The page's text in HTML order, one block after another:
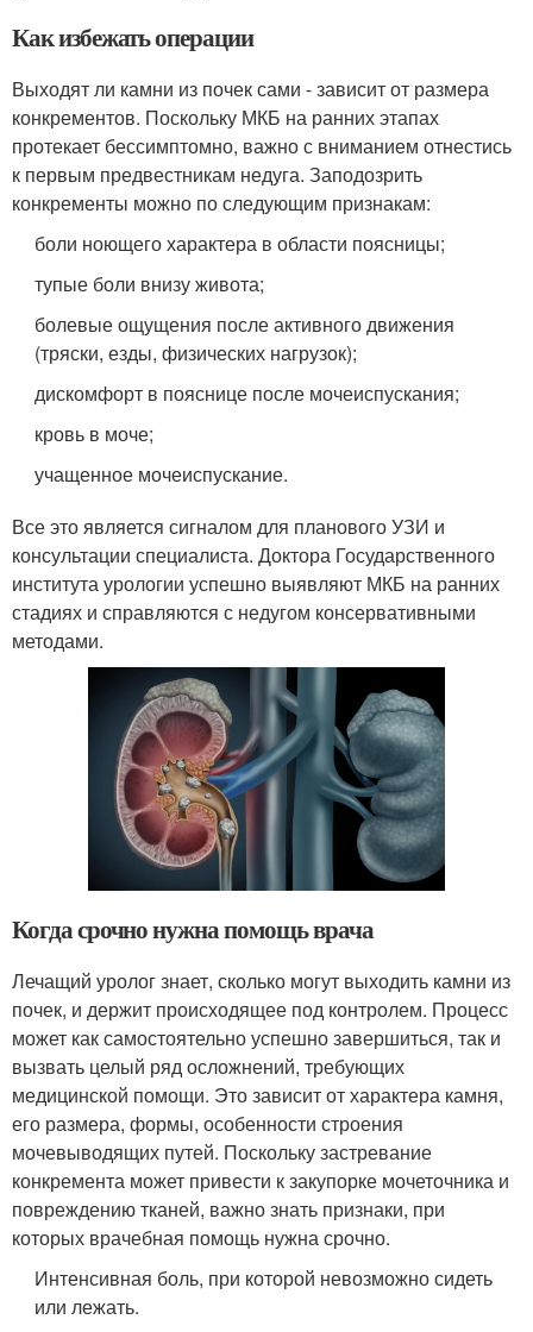
Как избежать операции
Выходят ли камни из почек сами - зависит от размера
конкрементов. Поскольку МКБ на ранних этапах
протекает бессимптомно, важно с вниманием отнестись
к первым предвестникам недуга. Заподозрить
конкременты можно по следующим признакам:
боли ноющего характера в области поясницы;
тупые боли внизу живота;
болевые ощущения после активного движения
(тряски, езды, физических нагрузок);
дискомфорт в пояснице после мочеиспускания;
кровь в моче;
учащенное мочеиспускание.
Все это является сигналом для планового УЗИ и
консультации специалиста. Доктора Государственного
института урологии успешно выявляют МКБ на ранних
стадиях и справляются с недугом консервативными
методами.
Когда срочно нужна помощь врача
Лечащий уролог знает, сколько могут выходить камни из
почек, и держит происходящее под контролем. Процесс
может как самостоятельно успешно завершиться, так и
вызвать целый ряд осложнений, требующих
медицинской помощи. Это зависит от характера камня,
его размера, формы, особенности строения
мочевыводящих путей. Поскольку застревание
конкремента может привести к закупорке мочеточника и
повреждению тканей, важно знать признаки, при
которых врачебная помощь нужна срочно.
Интенсивная боль, при которой невозможно сидеть
или лежать.